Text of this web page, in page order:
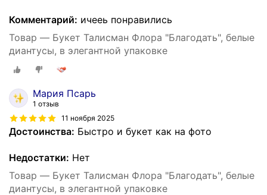
Комментарий: ичееь понравились
Товар — Букет Талисман Флора "Благодать", белые
диантусы, в элегантной упаковке
Мария Псарь
1 отзыв
11 ноября 2025
Достоинства: Быстро и букет как на фото
Недостатки: Нет
Товар — Букет Талисман Флора "Благодать", белые
диантусы, в элегантной упаковке